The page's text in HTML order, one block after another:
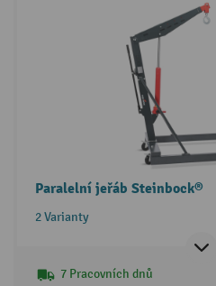
Paralelní jeřáb Steinbock®
2 Varianty
7 Pracovních dnů